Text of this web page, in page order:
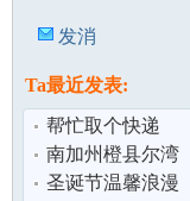
发消
Ta最近发表:
帮忙取个快递
南加州橙县尔湾
高品质稳固牢靠
圣诞节温馨浪漫